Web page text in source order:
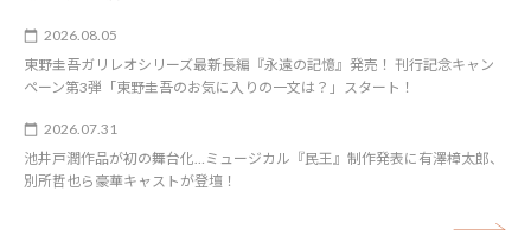
2026.08.05
東野圭吾ガリレオシリーズ最新長編『永遠の記憶』発売！ 刊行記念キャン
ペーン第3弾「東野圭吾のお気に入りの一文は？」スタート！
2026.07.31
池井戸潤作品が初の舞台化…ミュージカル『民王』制作発表に有澤樟太郎、
別所哲也ら豪華キャストが登壇！